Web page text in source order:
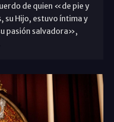
de quien «de pie y
su Hijo, estuvo íntima y
pasión salvadora»,